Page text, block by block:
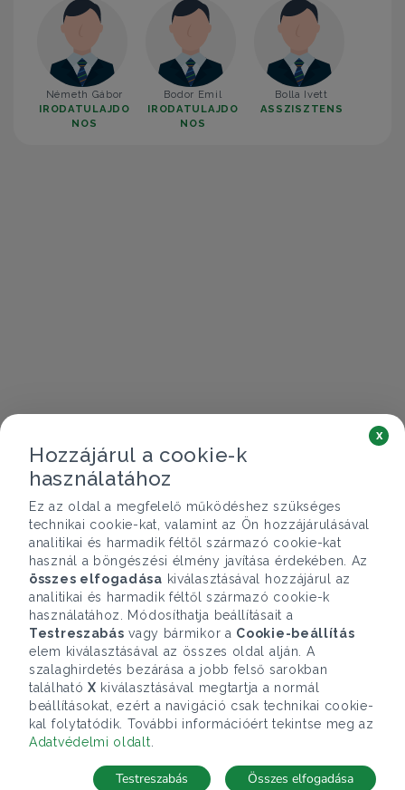
Németh Gábor
IRODATULAJDO
NOS
Bodor Emil
IRODATULAJDO
NOS
Bolla Ivett
ASSZISZTENS
Hozzájárul a cookie-k
használatához
Ez az oldal a megfelelő működéshez szükséges
technikai cookie-kat, valamint az Ön hozzájárulásával
analitikai és harmadik féltől származó cookie-kat
használ a böngészési élmény javítása érdekében. Az
összes elfogadása kiválasztásával hozzájárul az
analitikai és harmadik féltől származó cookie-k
használatához. Módosíthatja beállításait a
Testreszabás vagy bármikor a Cookie-beállítás
elem kiválasztásával az összes oldal alján. A
szalaghirdetés bezárása a jobb felső sarokban
található X kiválasztásával megtartja a normál
beállításokat, ezért a navigáció csak technikai cookie-
kal folytatódik. További információért tekintse meg az
Adatvédelmi oldalt
x
Összes elfogadása
Testreszabás